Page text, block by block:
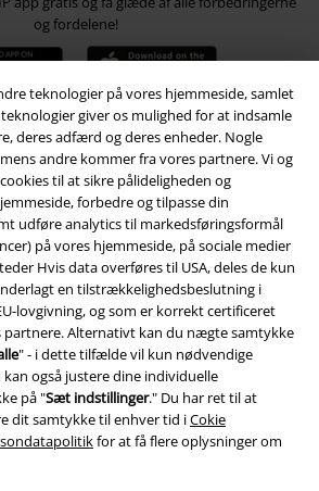
teknologier på vores hjemmeside, samlet
giver os mulighed for at indsamle
deres adfærd og deres enheder. Nogle
andre kommer fra vores partnere. Vi og
til at sikre pålideligheden og
forbedre og tilpasse din
udføre analytics til markedsføringsformål
på vores hjemmeside, på sociale medier
Hvis data overføres til USA, deles de kun
en tilstrækkelighedsbeslutning i
lovgivning, og som er korrekt certificeret
partnere. Alternativt kan du nægte samtykke
" - i dette tilfælde vil kun nødvendige
også justere dine individuelle
på "Sæt indstillinger." Du har ret til at
dit samtykke til enhver tid iCokie
for at få flere oplysninger om
og fordelene!
Music Group Company